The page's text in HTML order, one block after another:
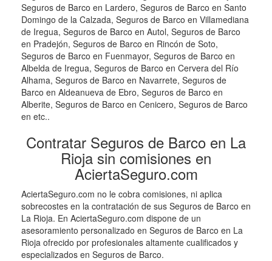
Seguros de Barco en Lardero, Seguros de Barco en Santo
Domingo de la Calzada, Seguros de Barco en Villamediana
de Iregua, Seguros de Barco en Autol, Seguros de Barco
en Pradejón, Seguros de Barco en Rincón de Soto,
Seguros de Barco en Fuenmayor, Seguros de Barco en
Albelda de Iregua, Seguros de Barco en Cervera del Río
Alhama, Seguros de Barco en Navarrete, Seguros de
Barco en Aldeanueva de Ebro, Seguros de Barco en
Alberite, Seguros de Barco en Cenicero, Seguros de Barco
en etc..
Contratar Seguros de Barco en La
Rioja sin comisiones en
AciertaSeguro.com
AciertaSeguro.com no le cobra comisiones, ni aplica
sobrecostes en la contratación de sus Seguros de Barco en
La Rioja. En AciertaSeguro.com dispone de un
asesoramiento personalizado en Seguros de Barco en La
Rioja ofrecido por profesionales altamente cualificados y
especializados en Seguros de Barco.